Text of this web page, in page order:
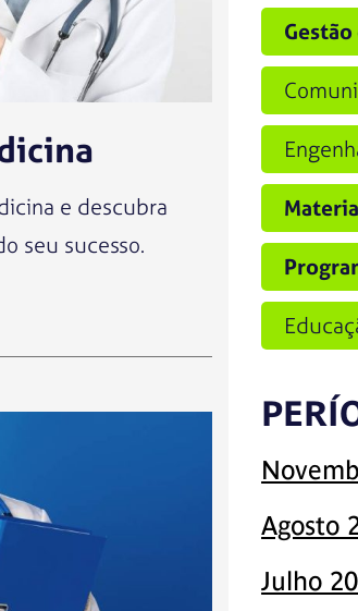
e descubra
seu sucesso.
Agosto
Julho